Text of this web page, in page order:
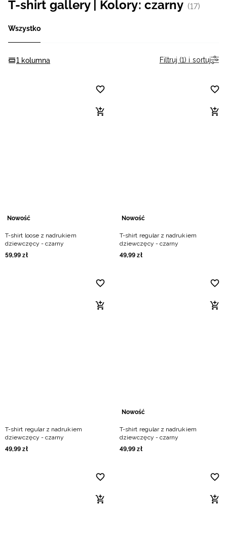
T-shirt gallery | Kolory: czarny (17)
Wszystko
1 kolumna Filtruj (1) i sortuj
Nowość
T-shirt loose z nadrukiem
dziewczęcy - czarny
59,99 zł
Nowość
T-shirt regular z nadrukiem
dziewczęcy - czarny
49,99 zł
T-shirt regular z nadrukiem
dziewczęcy - czarny
49,99 zł
Nowość
T-shirt regular z nadrukiem
dziewczęcy - czarny
49,99 zł
Niemiecki / EUR
Słowacki / EUR